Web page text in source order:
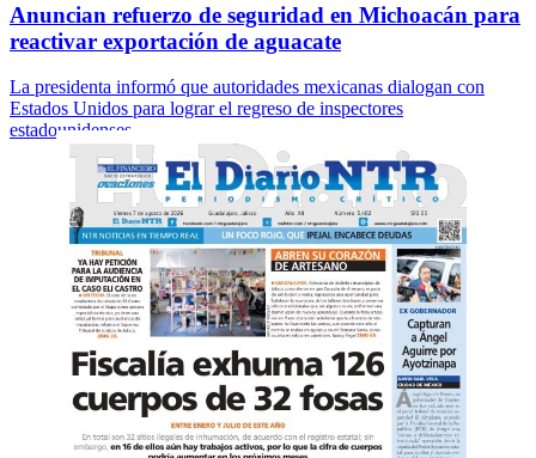
Anuncian refuerzo de seguridad en Michoacán para
reactivar exportación de aguacate
La presidenta informó que autoridades mexicanas dialogan con
Estados Unidos para lograr el regreso de inspectores
estadounidenses